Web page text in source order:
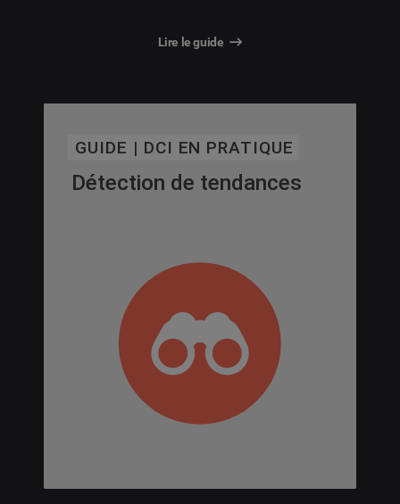
Lire le guide